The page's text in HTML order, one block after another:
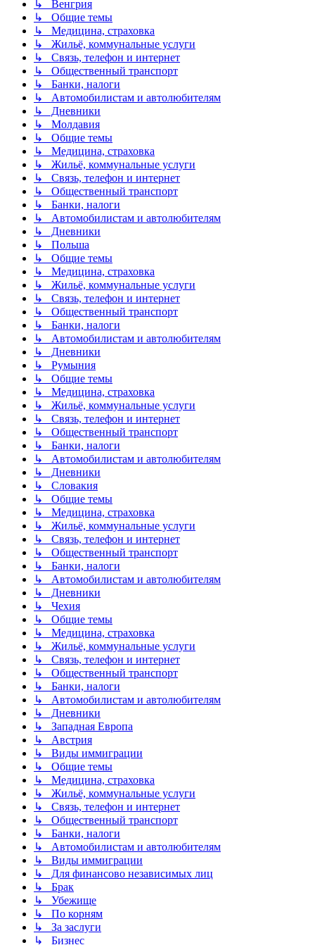
↳ Венгрия
↳ Общие темы
↳ Медицина, страховка
↳ Жильё, коммунальные услуги
↳ Связь, телефон и интернет
↳ Общественный транспорт
↳ Банки, налоги
↳ Автомобилистам и автолюбителям
↳ Дневники
↳ Молдавия
↳ Общие темы
↳ Медицина, страховка
↳ Жильё, коммунальные услуги
↳ Связь, телефон и интернет
↳ Общественный транспорт
↳ Банки, налоги
↳ Автомобилистам и автолюбителям
↳ Дневники
↳ Польша
↳ Общие темы
↳ Медицина, страховка
↳ Жильё, коммунальные услуги
↳ Связь, телефон и интернет
↳ Общественный транспорт
↳ Банки, налоги
↳ Автомобилистам и автолюбителям
↳ Дневники
↳ Румыния
↳ Общие темы
↳ Медицина, страховка
↳ Жильё, коммунальные услуги
↳ Связь, телефон и интернет
↳ Общественный транспорт
↳ Банки, налоги
↳ Автомобилистам и автолюбителям
↳ Дневники
↳ Словакия
↳ Общие темы
↳ Медицина, страховка
↳ Жильё, коммунальные услуги
↳ Связь, телефон и интернет
↳ Общественный транспорт
↳ Банки, налоги
↳ Автомобилистам и автолюбителям
↳ Дневники
↳ Чехия
↳ Общие темы
↳ Медицина, страховка
↳ Жильё, коммунальные услуги
↳ Связь, телефон и интернет
↳ Общественный транспорт
↳ Банки, налоги
↳ Автомобилистам и автолюбителям
↳ Дневники
↳ Западная Европа
↳ Австрия
↳ Виды иммиграции
↳ Общие темы
↳ Медицина, страховка
↳ Жильё, коммунальные услуги
↳ Связь, телефон и интернет
↳ Общественный транспорт
↳ Банки, налоги
↳ Автомобилистам и автолюбителям
↳ Виды иммиграции
↳ Для финансово независимых лиц
↳ Брак
↳ Убежище
↳ По корням
↳ За заслуги
↳ Бизнес